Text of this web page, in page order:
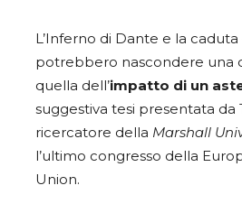
L’Inferno di Dante e la
potrebbero nascondere una
quella dell’impatto di un
suggestiva tesi presentata da
ricercatore della Marshall
l’ultimo congresso della
Union.